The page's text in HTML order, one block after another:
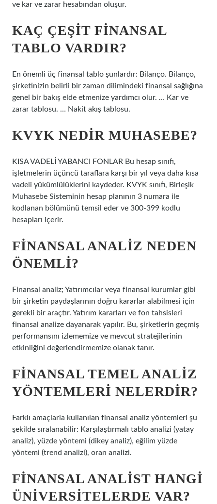
ve kar ve zarar hesabından oluşur.
KAÇ ÇEŞIT FINANSAL
TABLO VARDIR?
En önemli üç finansal tablo şunlardır: Bilanço. Bilanço,
şirketinizin belirli bir zaman dilimindeki finansal sağlığına
genel bir bakış elde etmenize yardımcı olur. … Kar ve
zarar tablosu. … Nakit akış tablosu.
KVYK NEDIR MUHASEBE?
KISA VADELİ YABANCI FONLAR Bu hesap sınıfı,
işletmelerin üçüncü taraflara karşı bir yıl veya daha kısa
vadeli yükümlülüklerini kaydeder. KVYK sınıfı, Birleşik
Muhasebe Sisteminin hesap planının 3 numara ile
kodlanan bölümünü temsil eder ve 300-399 kodlu
hesapları içerir.
FINANSAL ANALIZ NEDEN
ÖNEMLI?
Finansal analiz; Yatırımcılar veya finansal kurumlar gibi
bir şirketin paydaşlarının doğru kararlar alabilmesi için
gerekli bir araçtır. Yatırım kararları ve fon tahsisleri
finansal analize dayanarak yapılır. Bu, şirketlerin geçmiş
performansını izlememize ve mevcut stratejilerinin
etkinliğini değerlendirmemize olanak tanır.
FINANSAL TEMEL ANALIZ
YÖNTEMLERI NELERDIR?
Farklı amaçlarla kullanılan finansal analiz yöntemleri şu
şekilde sıralanabilir: Karşılaştırmalı tablo analizi (yatay
analiz), yüzde yöntemi (dikey analiz), eğilim yüzde
yöntemi (trend analizi), oran analizi.
FINANSAL ANALIST HANGI
ÜNIVERSITELERDE VAR?